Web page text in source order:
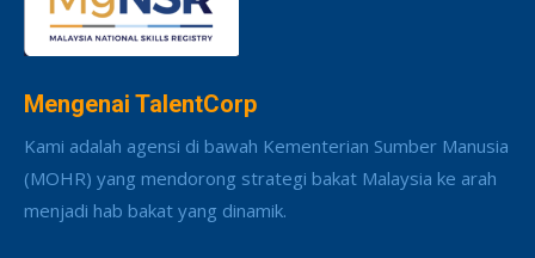
Mengenai TalentCorp
Kami adalah agensi di bawah Kementerian Sumber Manusia
(MOHR) yang mendorong strategi bakat Malaysia ke arah
menjadi hab bakat yang dinamik.